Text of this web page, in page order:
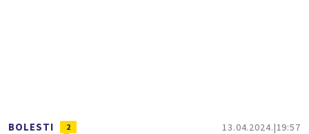
BOLESTI 2 13.04.2024. 19:57